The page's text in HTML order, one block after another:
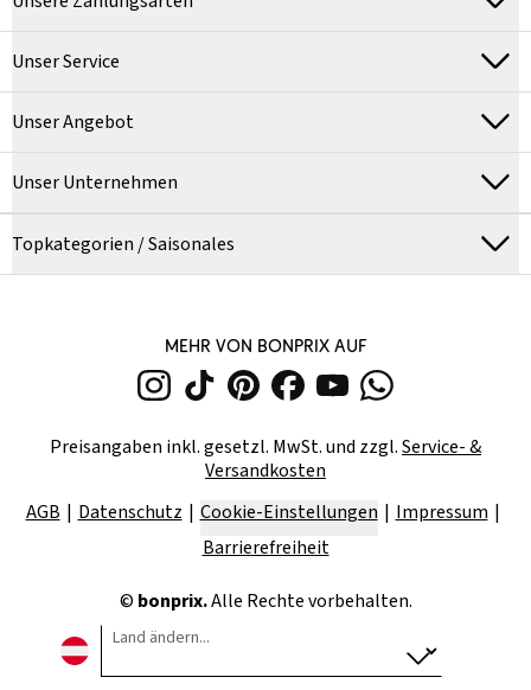
Unser Service
Unser Angebot
Unser Unternehmen
Topkategorien / Saisonales
MEHR VON BONPRIX AUF
Preisangaben inkl. gesetzl. MwSt. und zzgl.Service- &
Versandkosten
AGB
Datenschutz Cookie-Einstellungen
Impressum
Barrierefreiheit
© bonprix.Alle Rechte vorbehalten.
Land ändern...